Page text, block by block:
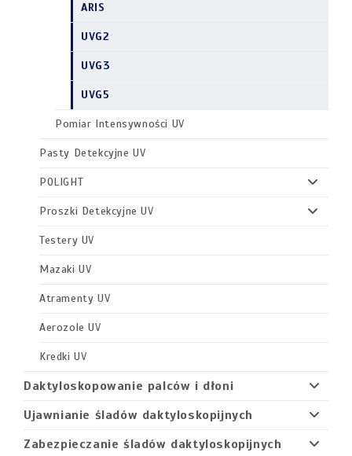
Daktyloskopowanie palców i dłoni
Ujawnianie śladów daktyloskopijnych
Zabezpieczanie śladów daktyloskopijnych
ARIS
UVG2
UVG3
UVG5
Pomiar Intensywności UV
Pasty Detekcyjne UV
POLIGHT
Proszki Detekcyjne UV
Testery UV
Mazaki UV
Atramenty UV
Aerozole UV
Kredki UV